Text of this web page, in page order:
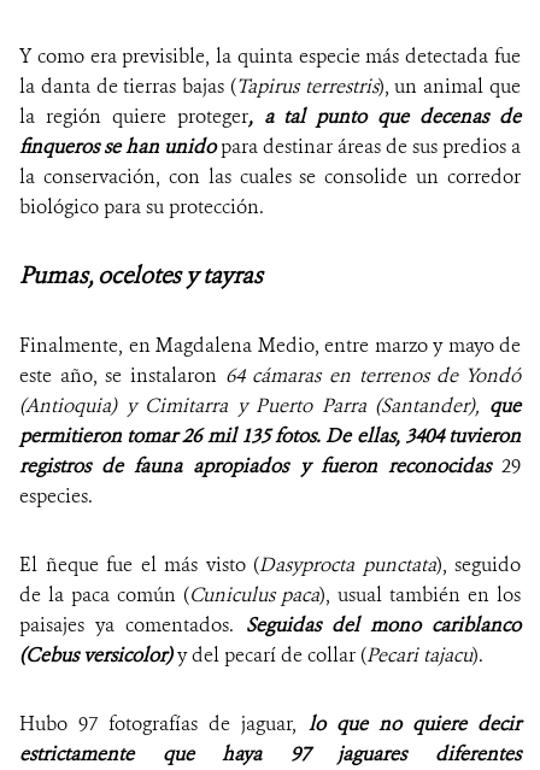
Y como era previsible, la quinta especie más detectada fue
la danta de tierras bajas (Tapirus terrestris), un animal que
la región quiere proteger, a tal punto que decenas de
finqueros se han unidopara destinar áreas de sus predios a
la conservación, con las cuales se consolide un corredor
biológico para su protección.
Pumas, ocelotes y tayras
Finalmente, en Magdalena Medio, entre marzo y mayo de
este año, se instalaron 64 cámaras en terrenos de Yondó
(Antioquia) y Cimitarra y Puerto Parra (Santander), que
permitieron tomar 26 mil 135 fotos. De ellas, 3404 tuvieron
registros de fauna apropiados y fueron reconocidas 29
especies.
El ñeque fue el más visto (Dasyprocta punctata), seguido
de la paca común (Cuniculus paca), usual también en los
paisajes ya comentados. Seguidas del mono cariblanco
(Cebus versicolor)y del pecarí de collar (Pecari tajacu).
Hubo 97 fotografías de jaguar, lo que no quiere decir
estrictamente que haya 97 jaguares diferentes